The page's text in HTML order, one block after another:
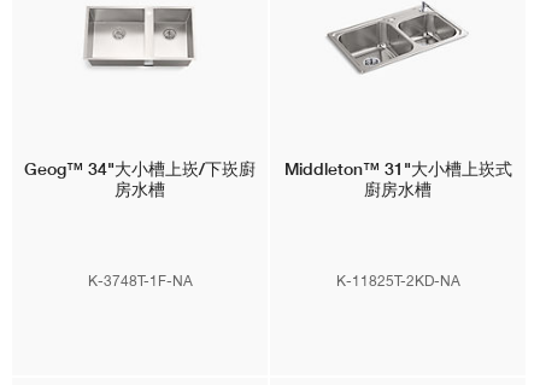
Geog™
34"大小槽上崁/下崁廚
房水槽
K-3748T-1F-NA
Middleton™31"大小槽上崁式
廚房水槽
K-11825T-2KD-NA